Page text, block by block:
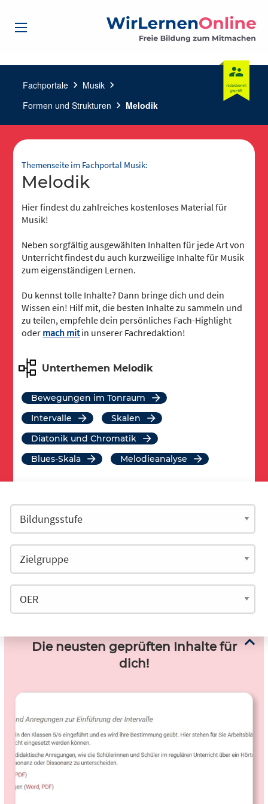
Fachportale chevron_right Musik chevron_right
Formen und Strukturen chevron_right Melodik
Themenseite im Fachportal Musik:
Melodik
Hier findest du zahlreiches kostenloses Material für
Musik!
Neben sorgfältig ausgewählten Inhalten für jede Art von
Unterricht findest du auch kurzweilige Inhalte für Musik
zum eigenständigen Lernen.
Du kennst tolle Inhalte? Dann bringe dich und dein
Wissen ein! Hilf mit, die besten Inhalte zu sammeln und
zu teilen, empfehle dein persönliches Fach-Highlight
oder mach mitin unserer Fachredaktion!
Unterthemen Melodik
Bewegungen im Tonraum
Intervalle
Skalen
Diatonik und Chromatik
Blues-Skala
Melodieanalyse
Die neusten geprüften Inhalte für
dich!